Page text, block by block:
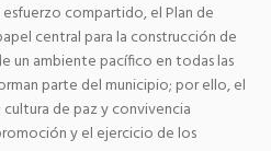
compartido, el Plan de
central para la construcción de
un ambiente pacífico en todas las
parte del municipio; por ello, el
de paz y convivencia
y el ejercicio de los